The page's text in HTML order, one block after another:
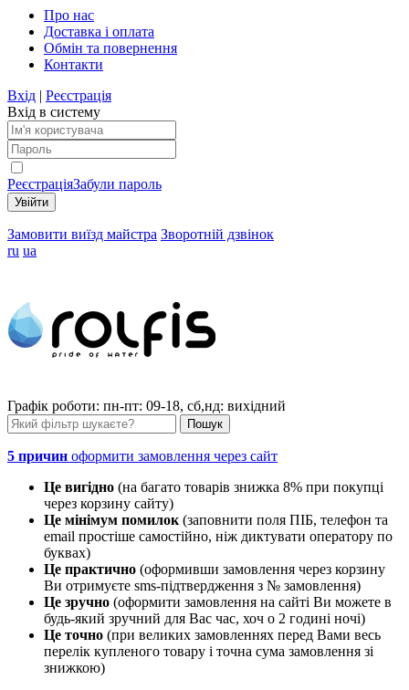
Про нас
Доставка і оплата
Обмін та повернення
Контакти
Вхід | Реєстрація
Вхід в систему
РеєстраціяЗабули пароль
Замовити виїзд майстра Зворотній дзвінок
ru ua
Графік роботи: пн-пт: 09-18, сб,нд: вихідний
5 причин оформити замовлення через сайт
Це вигідно (на багато товарів знижка 8% при покупці
через корзину сайту)
Це мінімум помилок (заповнити поля ПІБ, телефон та
email простіше самостійно, ніж диктувати оператору по
буквах)
Це практично (оформивши замовлення через корзину
Ви отримуєте sms-підтвердження з № замовлення)
Це зручно (оформити замовлення на сайті Ви можете в
будь-який зручний для Вас час, хоч о 2 годині ночі)
Це точно (при великих замовленнях перед Вами весь
перелік купленого товару і точна сума замовлення зі
знижкою)